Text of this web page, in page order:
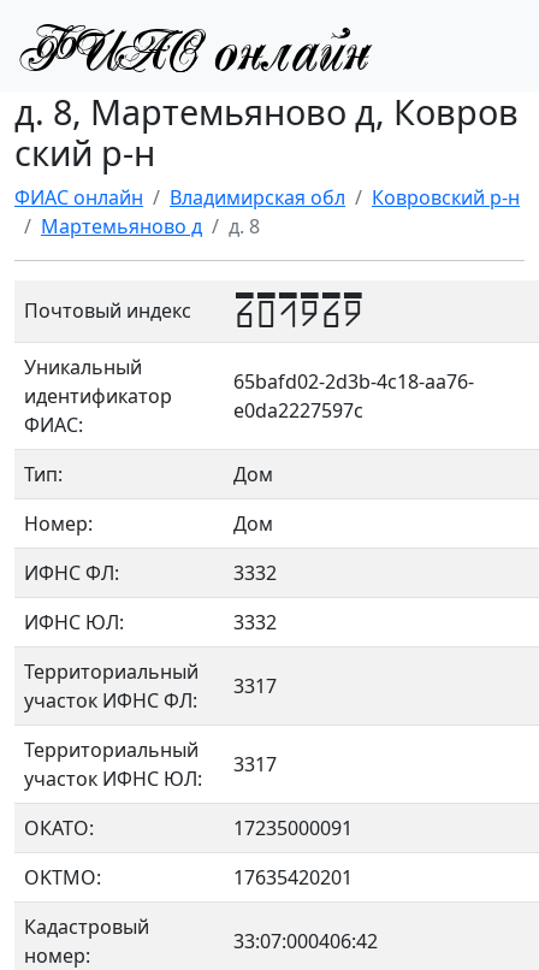
д. 8, Мартемьяново д, Ковров
ский р-н
ФИАС онлайн Владимирская обл
Ковровский р-н
Мартемьяново д
д. 8
Почтовый индекс 601969
Уникальный
идентификатор
ФИАС:
65bafd02-2d3b-4c18-aa76-
e0da2227597c
Тип:
Дом
Номер:
Дом
ИФНС ФЛ:
3332
ИФНС ЮЛ:
3332
Территориальный
участок ИФНС ФЛ:
3317
Территориальный
участок ИФНС ЮЛ:
3317
ОКАТО:
17235000091
OKTMO:
17635420201
Кадастровый
номер:
33:07:000406:42